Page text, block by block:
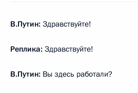
В.Путин: Здравствуйте!
Реплика: Здравствуйте!
В.Путин: Вы здесь работали?